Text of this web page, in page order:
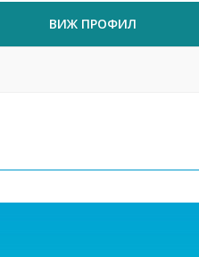
ВИЖ ПРОФИЛ